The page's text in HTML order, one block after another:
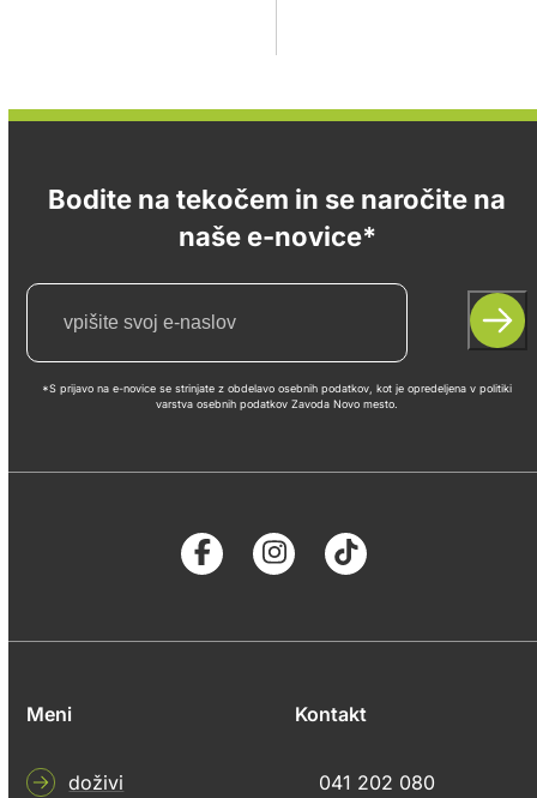
Bodite na tekočem in se naročite na
naše e-novice*
*S prijavo na e-novice se strinjate z obdelavo osebnih podatkov, kot je opredeljena v politiki
varstva osebnih podatkov Zavoda Novo mesto.
Meni
doživi
Kontakt
041 202 080